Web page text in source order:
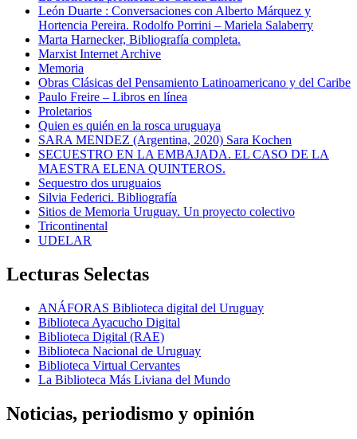
León Duarte : Conversaciones con Alberto Márquez y
Hortencia Pereira. Rodolfo Porrini – Mariela Salaberry
Marta Harnecker, Bibliografía completa.
Marxist Internet Archive
Memoria
Obras Clásicas del Pensamiento Latinoamericano y del Caribe
Paulo Freire – Libros en línea
Proletarios
Quien es quién en la rosca uruguaya
SARA MENDEZ (Argentina, 2020) Sara Kochen
SECUESTRO EN LA EMBAJADA. EL CASO DE LA
MAESTRA ELENA QUINTEROS.
Sequestro dos uruguaios
Silvia Federici. Bibliografía
Sitios de Memoria Uruguay. Un proyecto colectivo
Tricontinental
UDELAR
Lecturas Selectas
ANÁFORAS Biblioteca digital del Uruguay
Biblioteca Ayacucho Digital
Biblioteca Digital (RAE)
Biblioteca Nacional de Uruguay
Biblioteca Virtual Cervantes
La Biblioteca Más Liviana del Mundo
Noticias, periodismo y opinión